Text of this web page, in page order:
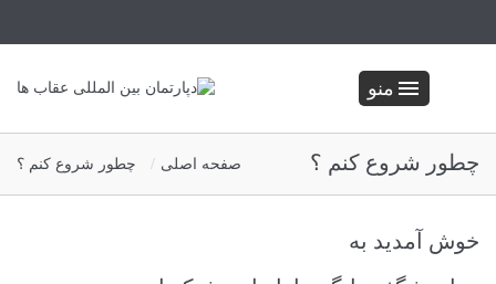
منو
چطور شروع کنم ؟ صفحه اصلی چطور شروع کنم ؟
خوش آمدید به